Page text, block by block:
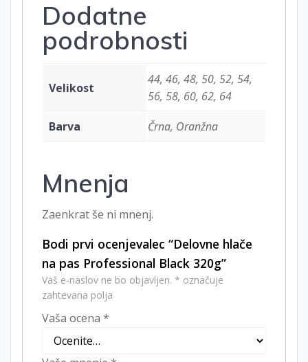
Dodatne
podrobnosti
Velikost
44, 46, 48, 50, 52, 54,
56, 58, 60, 62, 64
Barva
Črna, Oranžna
Mnenja
Zaenkrat še ni mnenj.
Bodi prvi ocenjevalec “Delovne hlače
na pas Professional Black 320g”
Vaš e-naslov ne bo objavljen. * označuje
zahtevana polja
Vaša ocena *